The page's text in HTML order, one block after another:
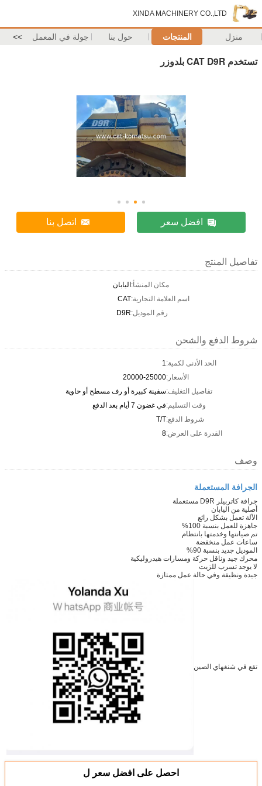
XINDA MACHINERY CO.,LTD
منزل المنتجات حول بنا جولة في المعمل >>
تستخدم CAT D9R بلدوزر
افضل سعر اتصل بنا
تفاصيل المنتج
مكان المنشأ:اليابان
اسم العلامة التجارية:CAT
رقم الموديل:D9R
شروط الدفع والشحن
الحد الأدنى لكمية:1
الأسعار:20000-25000
تفاصيل التغليف:سفينة كبيرة أو رف مسطح أو حاوية
وقت التسليم:في غضون 7 أيام بعد الدفع
شروط الدفع:T/T
القدرة على العرض:8
وصف
الجرافة المستعملة
جرافة كاتربيلر D9R مستعملة
أصلية من اليابان
الآلة تعمل بشكل رائع
جاهزة للعمل بنسبة 100%
تم صيانتها وخدمتها بانتظام
ساعات عمل منخفضة
الموديل جديد بنسبة 90%
محرك جيد وناقل حركة ومسارات هيدروليكية
لا يوجد تسرب للزيت
جيدة ونظيفة وفي حالة عمل ممتازة
تقع في شنغهاي الصين
احصل على افضل سعر ل